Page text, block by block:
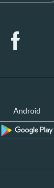
Android